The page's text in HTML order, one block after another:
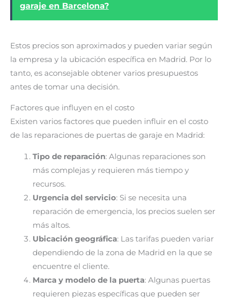
garaje en Barcelona?
Estos precios son aproximados y pueden variar según
la empresa y la ubicación específica en Madrid. Por lo
tanto, es aconsejable obtener varios presupuestos
antes de tomar una decisión.
Factores que influyen en el costo
Existen varios factores que pueden influir en el costo
de las reparaciones de puertas de garaje en Madrid:
Tipo de reparación: Algunas reparaciones son
más complejas y requieren más tiempo y
recursos.
Urgencia del servicio: Si se necesita una
reparación de emergencia, los precios suelen ser
más altos.
Ubicación geográfica: Las tarifas pueden variar
dependiendo de la zona de Madrid en la que se
encuentre el cliente.
Marca y modelo de la puerta: Algunas puertas
requieren piezas específicas que pueden ser